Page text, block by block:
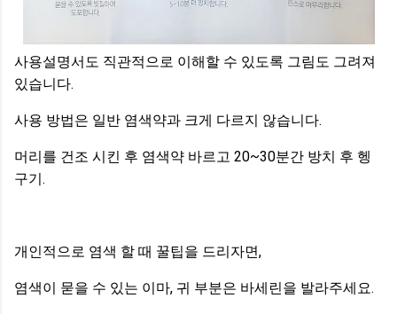
사용설명서도 직관적으로 이해할 수 있도록 그림도 그려져
있습니다.
사용 방법은 일반 염색약과 크게 다르지 않습니다.
머리를 건조 시킨 후 염색약 바르고 20~30분간 방치 후 헹
구기.
개인적으로 염색 할 때 꿀팁을 드리자면,
염색이 묻을 수 있는 이마, 귀 부분은 바세린을 발라주세요.